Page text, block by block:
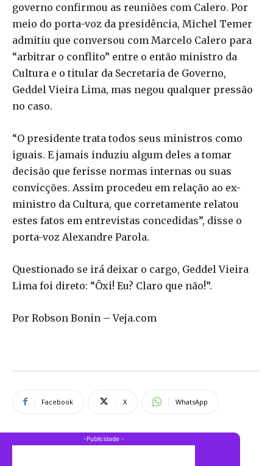
governo confirmou as reuniões com Calero. Por
meio do porta-voz da presidência, Michel Temer
admitiu que conversou com Marcelo Calero para
“arbitrar o conflito” entre o então ministro da
Cultura e o titular da Secretaria de Governo,
Geddel Vieira Lima, mas negou qualquer pressão
no caso.
“O presidente trata todos seus ministros como
iguais. E jamais induziu algum deles a tomar
decisão que ferisse normas internas ou suas
convicções. Assim procedeu em relação ao ex-
ministro da Cultura, que corretamente relatou
estes fatos em entrevistas concedidas”, disse o
porta-voz Alexandre Parola.
Questionado se irá deixar o cargo, Geddel Vieira
Lima foi direto: “Ôxi! Eu? Claro que não!”.
Por Robson Bonin – Veja.com
Facebook X WhatsApp
-Publicidade -